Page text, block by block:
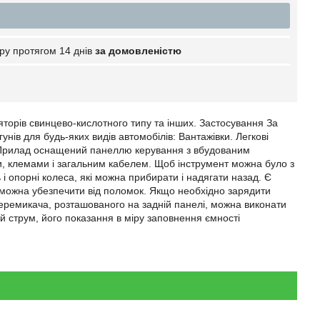
протягом 14 днів за домовленістю
свинцево-кислотного типу та інших. Застосування За
для будь-яких видів автомобілів: Вантажівки. Легкові
оснащений панеллю керування з вбудованим
клемами і загальним кабелем. Щоб інструмент можна було з
опорні колеса, які можна прибирати і надягати назад. Є
убезпечити від поломок. Якщо необхідно зарядити
розташованого на задній панелі, можна виконати
його показання в міру заповнення ємності